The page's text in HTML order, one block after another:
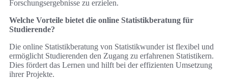
Forschungsergebnisse zu erzielen.
Welche Vorteile bietet die online Statistikberatung für
Studierende?
Die online Statistikberatung von Statistikwunder ist flexibel und
ermöglicht Studierenden den Zugang zu erfahrenen Statistikern.
Dies fördert das Lernen und hilft bei der effizienten Umsetzung
ihrer Projekte.